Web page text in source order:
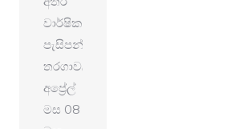
වාර්ෂික
පැසිපන්දු
තරගාවලිය
අප්‍රේල්
මස 08